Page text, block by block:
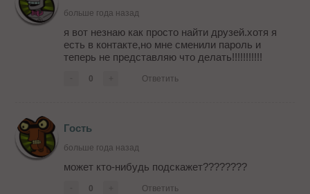
больше года назад
я вот незнаю как просто найти друзей.хотя я
есть в контакте,но мне сменили пароль и
теперь не представляю что делать!!!!!!!!!!!
0 Ответить
Гость
больше года назад
может кто-нибудь подскажет????????
0 Ответить